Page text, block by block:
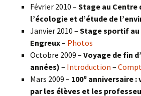
Février 2010 – Stage au Centre
l’écologie et d’étude de
Janvier 2010 – Stage sportif au
Engreux– Photos
Octobre 2009 – Voyage de fin
années) – Introduction –
Mars 2009 – 100e anniversaire :
par les élèves et les